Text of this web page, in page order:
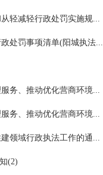
轻减轻行政处罚实施规...
处罚事项清单(阳城执法...
务、推动优化营商环境...
务、推动优化营商环境...
领域行政执法工作的通...
(2)